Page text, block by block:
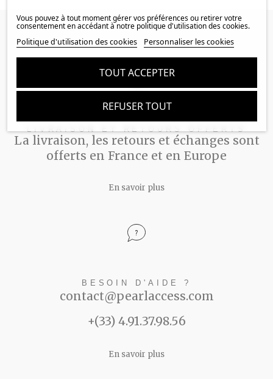
LIVRAISON ET RETOURS OFFERTS
La livraison, les retours et échanges sont
offerts en France et en Europe
En savoir plus
BESOIN D'AIDE ?
contact@pearlaccess.com
+(33) 4.91.37.98.56
En savoir plus
Vous pouvez à tout moment gérer vos préférences ou retirer votre
consentement en accédant à notre politique d'utilisation des cookies.
Politique d'utilisation des cookies
Personnaliser les cookies
REFUSER TOUT
TOUT ACCEPTER